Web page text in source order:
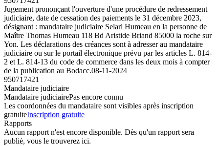
Jugement prononçant l'ouverture d'une procédure de redressement
judiciaire, date de cessation des paiements le 31 décembre 2023,
désignant : mandataire judiciaire Selarl Humeau en la personne de
Maître Thomas Humeau 118 Bd Aristide Briand 85000 la roche sur
Yon. Les déclarations des créances sont à adresser au mandataire
judiciaire ou sur le portail électronique prévu par les articles L. 814-
2 et L. 814-13 du code de commerce dans les deux mois à compter
de la publication au Bodacc.08-11-2024
950717421
Mandataire judiciaire
Mandataire judiciairePas encore connu
Les coordonnées du mandataire sont visibles après inscription
gratuiteInscription gratuite
Rapports
Aucun rapport n'est encore disponible. Dès qu'un rapport sera
publié, vous le trouverez ici.